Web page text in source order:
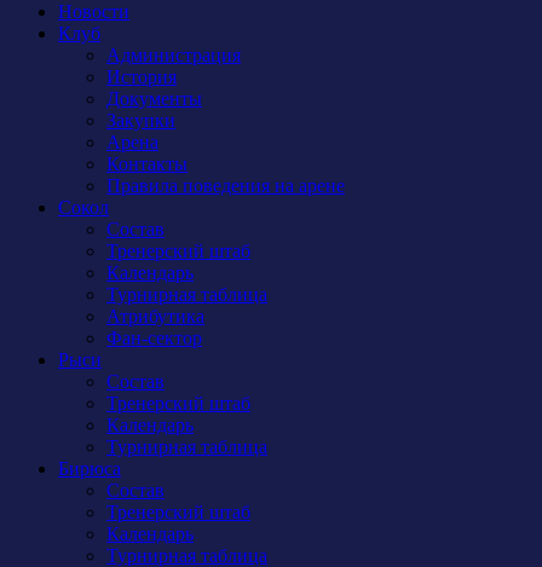
Новости
Клуб
Администрация
История
Документы
Закупки
Арена
Контакты
Правила поведения на арене
Сокол
Состав
Тренерский штаб
Календарь
Турнирная таблица
Атрибутика
Фан-сектор
Рыси
Состав
Тренерский штаб
Календарь
Турнирная таблица
Бирюса
Состав
Тренерский штаб
Календарь
Турнирная таблица